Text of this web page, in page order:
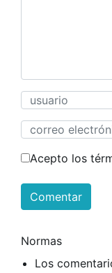
Acepto los
Comentar
Normas
Los